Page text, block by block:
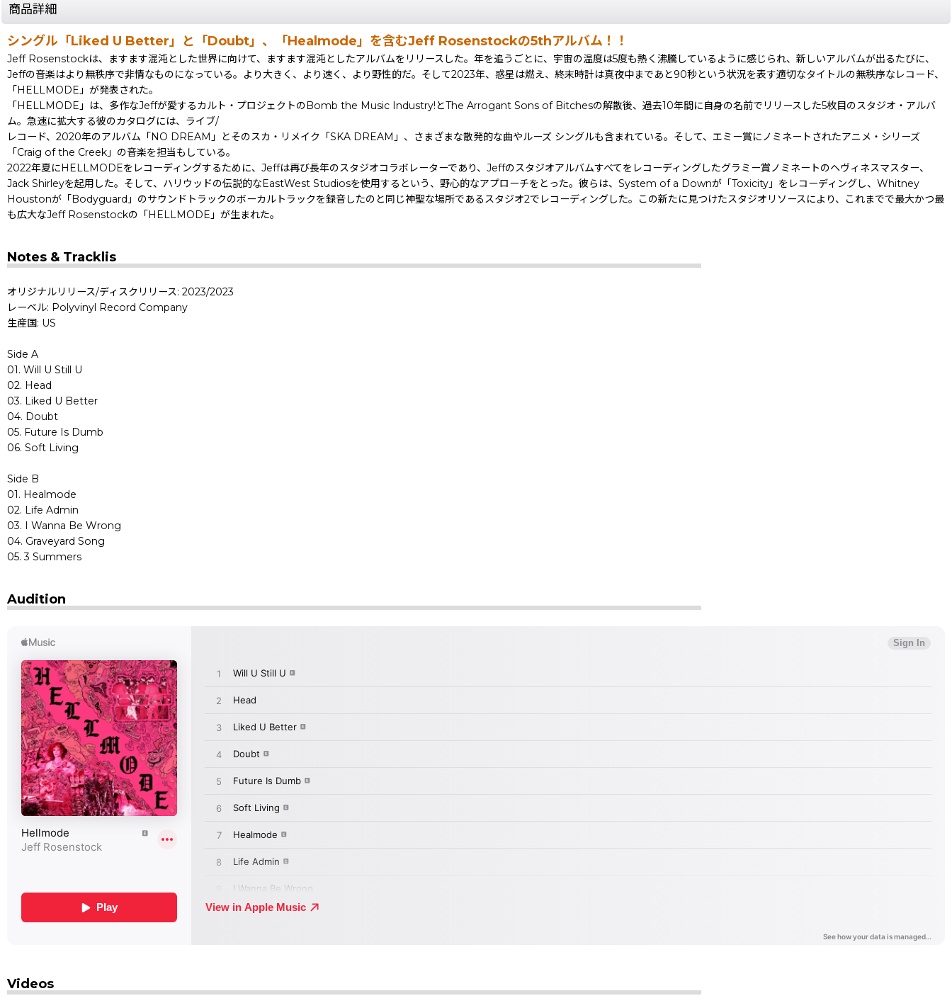
商品詳細
シングル「Liked U Better」と「Doubt」、「Healmode」を含むJeff Rosenstockの5thアルバム！！
Jeff Rosenstockは、ますます混沌とした世界に向けて、ますます混沌としたアルバムをリリースした。年を追うごとに、宇宙の温度は5度も熱く沸騰しているように感じられ、新しいアルバムが出るたびに、
Jeffの音楽はより無秩序で非情なものになっている。より大きく、より速く、より野性的だ。そして2023年、惑星は燃え、終末時計は真夜中まであと90秒という状況を表す適切なタイトルの無秩序なレコード、
「HELLMODE」が発表された。
「HELLMODE」は、多作なJeffが愛するカルト・プロジェクトのBomb the Music Industry!とThe Arrogant Sons of Bitchesの解散後、過去10年間に自身の名前でリリースした5枚目のスタジオ・アルバ
ム。急速に拡大する彼のカタログには、ライブ/
レコード、2020年のアルバム「NO DREAM」とそのスカ・リメイク「SKA DREAM」、さまざまな散発的な曲やルーズ シングルも含まれている。そして、エミー賞にノミネートされたアニメ・シリーズ
「Craig of the Creek」の音楽を担当もしている。
2022年夏にHELLMODEをレコーディングするために、Jeffは再び長年のスタジオコラボレーターであり、Jeffのスタジオアルバムすべてをレコーディングしたグラミー賞ノミネートのヘヴィネスマスター、
Jack Shirleyを起用した。そして、ハリウッドの伝説的なEastWest Studiosを使用するという、野心的なアプローチをとった。彼らは、System of a Downが「Toxicity」をレコーディングし、Whitney
Houstonが「Bodyguard」のサウンドトラックのボーカルトラックを録音したのと同じ神聖な場所であるスタジオ2でレコーディングした。この新たに見つけたスタジオリソースにより、これまでで最大かつ最
も広大なJeff Rosenstockの「HELLMODE」が生まれた。
Notes & Tracklis
オリジナルリリース/ディスクリリース: 2023/2023
レーベル: Polyvinyl Record Company
生産国: US
Side A
01. Will U Still U
02. Head
03. Liked U Better
04. Doubt
05. Future Is Dumb
06. Soft Living
Side B
01. Healmode
02. Life Admin
03. I Wanna Be Wrong
04. Graveyard Song
05. 3 Summers
Audition
Videos